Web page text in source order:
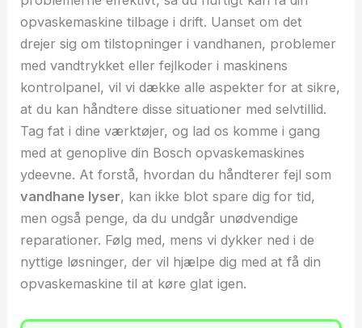
opvaskemaskine tilbage i drift. Uanset om det
drejer sig om tilstopninger i vandhanen, problemer
med vandtrykket eller fejlkoder i maskinens
kontrolpanel, vil vi dække alle aspekter for at sikre,
at du kan håndtere disse situationer med selvtillid.
Tag fat i dine værktøjer, og lad os komme i gang
med at genoplive din Bosch opvaskemaskines
ydeevne. At forstå, hvordan du håndterer fejl som
vandhane lyser, kan ikke blot spare dig for tid,
men også penge, da du undgår unødvendige
reparationer. Følg med, mens vi dykker ned i de
nyttige løsninger, der vil hjælpe dig med at få din
opvaskemaskine til at køre glat igen.